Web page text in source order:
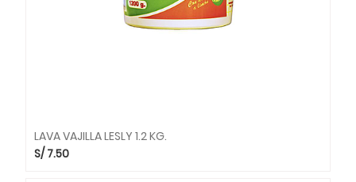
LAVA VAJILLA LESLY 1.2 KG.
S/ 7.50